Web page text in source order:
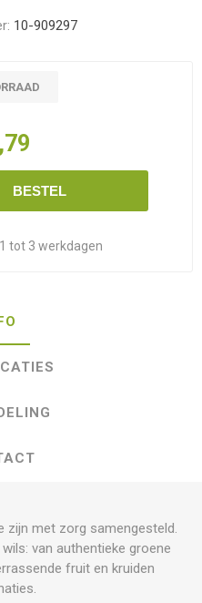
10-909297
BESTEL
1 tot 3 werkdagen
zijn met zorg samengesteld.
van authentieke groene
fruit en kruiden